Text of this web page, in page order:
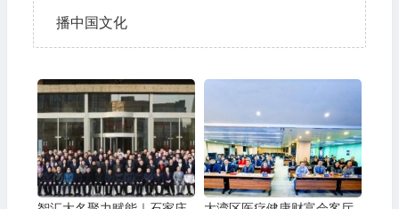
播中国文化